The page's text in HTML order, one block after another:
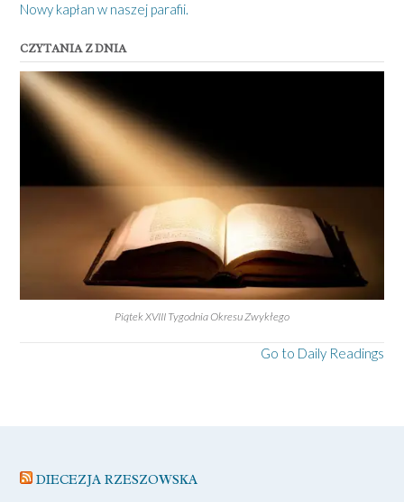
Nowy kapłan w naszej parafii.
CZYTANIA Z DNIA
Piątek XVIII Tygodnia Okresu Zwykłego
Go to Daily Readings
DIECEZJA RZESZOWSKA